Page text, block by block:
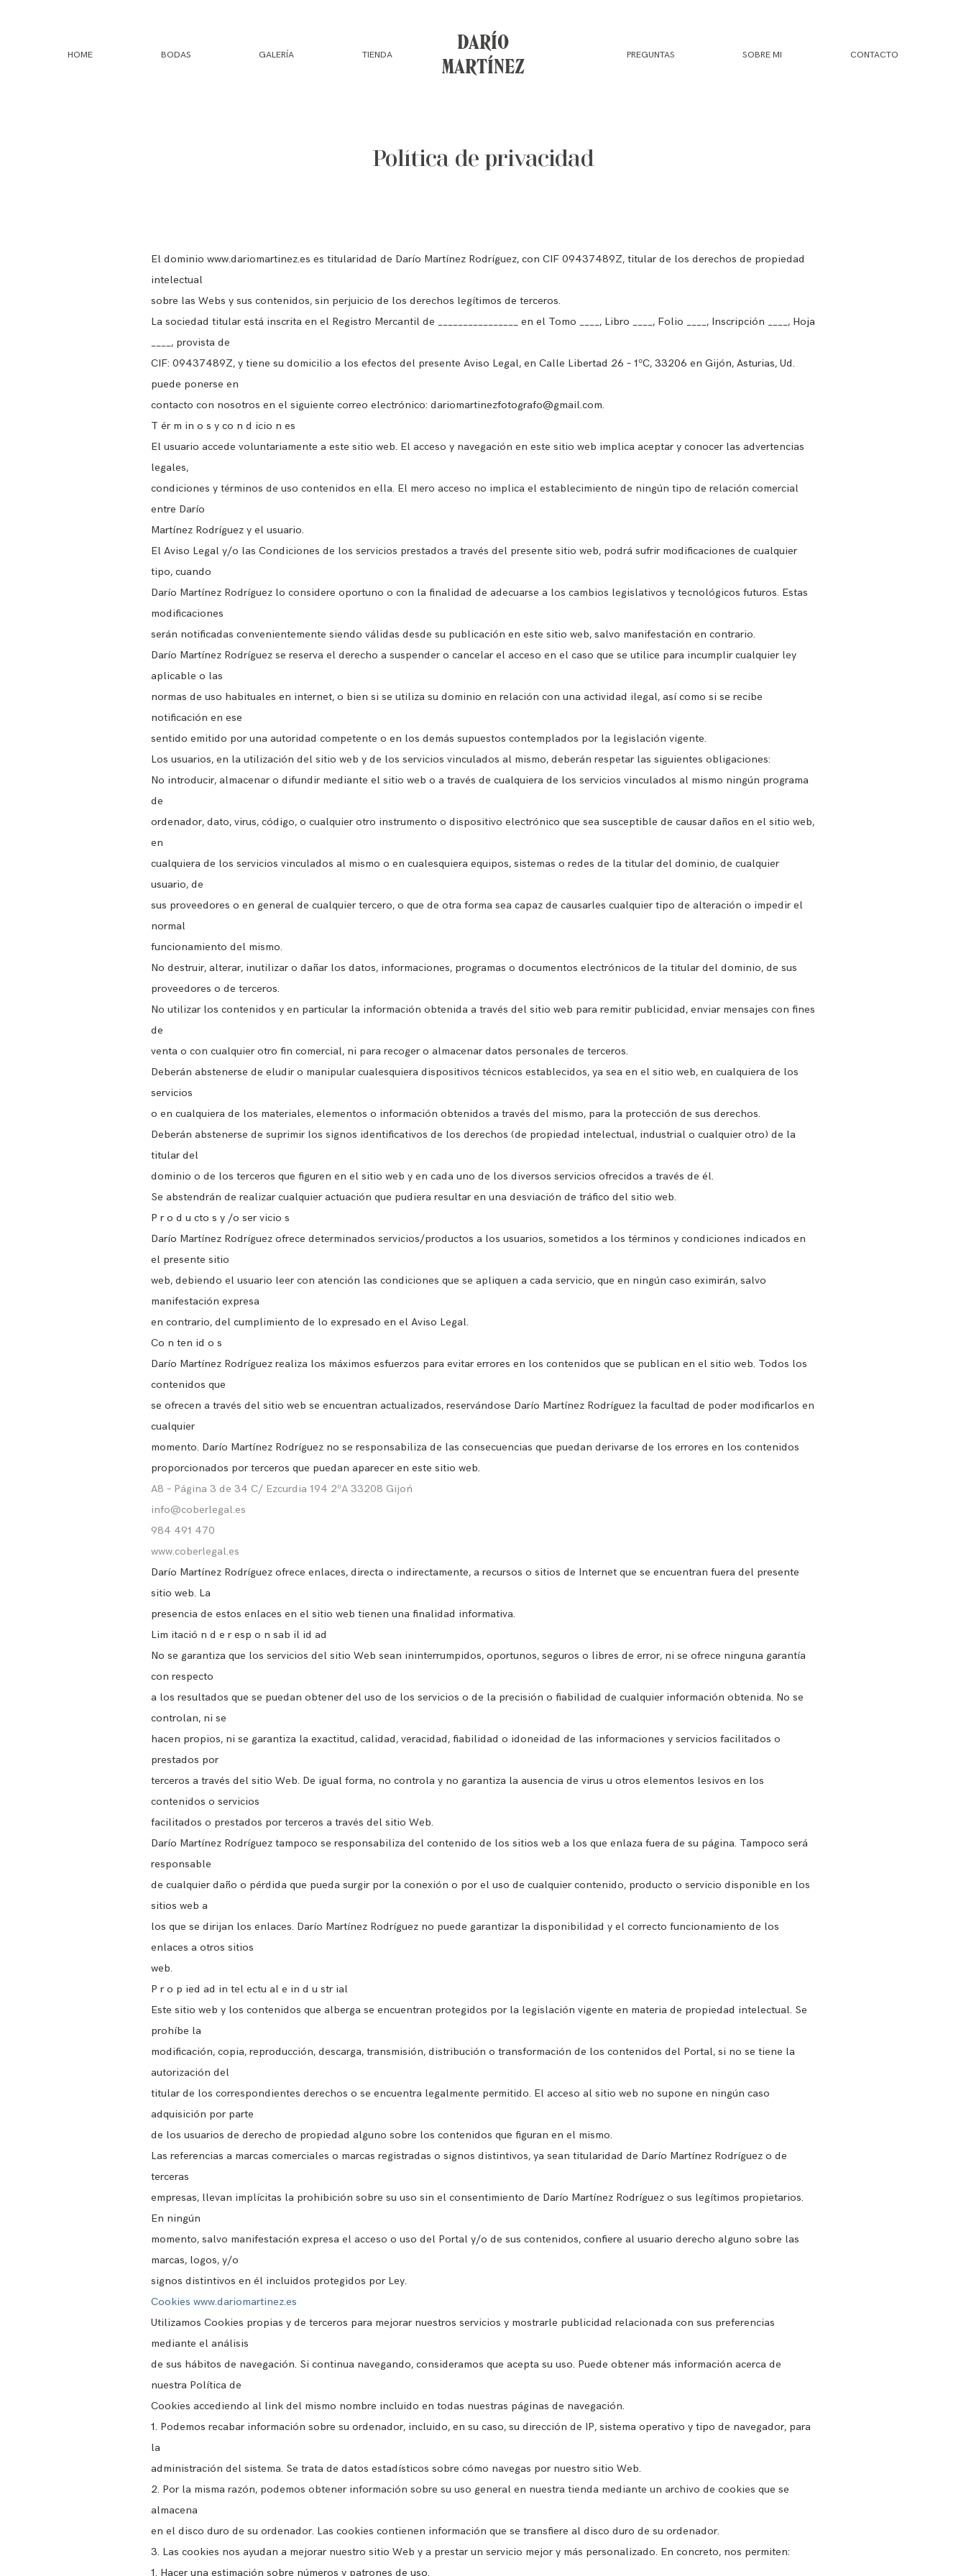
HOME BODAS GALERÍA TIENDA
DARÍO
MARTÍNEZ
PREGUNTAS SOBRE MI CONTACTO
Política de privacidad
El dominio www.dariomartinez.es es titularidad de Darío Martínez Rodríguez, con CIF 09437489Z, titular de los derechos de propiedad
intelectual
sobre las Webs y sus contenidos, sin perjuicio de los derechos legítimos de terceros.
La sociedad titular está inscrita en el Registro Mercantil de ________________ en el Tomo ____, Libro ____, Folio ____, Inscripción ____, Hoja
____, provista de
CIF: 09437489Z, y tiene su domicilio a los efectos del presente Aviso Legal, en Calle Libertad 26 – 1ºC, 33206 en Gijón, Asturias, Ud.
puede ponerse en
contacto con nosotros en el siguiente correo electrónico: dariomartinezfotografo@gmail.com.
T ér m in o s y co n d icio n es
El usuario accede voluntariamente a este sitio web. El acceso y navegación en este sitio web implica aceptar y conocer las advertencias
legales,
condiciones y términos de uso contenidos en ella. El mero acceso no implica el establecimiento de ningún tipo de relación comercial
entre Darío
Martínez Rodríguez y el usuario.
El Aviso Legal y/o las Condiciones de los servicios prestados a través del presente sitio web, podrá sufrir modificaciones de cualquier
tipo, cuando
Darío Martínez Rodríguez lo considere oportuno o con la finalidad de adecuarse a los cambios legislativos y tecnológicos futuros. Estas
modificaciones
serán notificadas convenientemente siendo válidas desde su publicación en este sitio web, salvo manifestación en contrario.
Darío Martínez Rodríguez se reserva el derecho a suspender o cancelar el acceso en el caso que se utilice para incumplir cualquier ley
aplicable o las
normas de uso habituales en internet, o bien si se utiliza su dominio en relación con una actividad ilegal, así como si se recibe
notificación en ese
sentido emitido por una autoridad competente o en los demás supuestos contemplados por la legislación vigente.
Los usuarios, en la utilización del sitio web y de los servicios vinculados al mismo, deberán respetar las siguientes obligaciones:
No introducir, almacenar o difundir mediante el sitio web o a través de cualquiera de los servicios vinculados al mismo ningún programa
de
ordenador, dato, virus, código, o cualquier otro instrumento o dispositivo electrónico que sea susceptible de causar daños en el sitio web,
en
cualquiera de los servicios vinculados al mismo o en cualesquiera equipos, sistemas o redes de la titular del dominio, de cualquier
usuario, de
sus proveedores o en general de cualquier tercero, o que de otra forma sea capaz de causarles cualquier tipo de alteración o impedir el
normal
funcionamiento del mismo.
No destruir, alterar, inutilizar o dañar los datos, informaciones, programas o documentos electrónicos de la titular del dominio, de sus
proveedores o de terceros.
No utilizar los contenidos y en particular la información obtenida a través del sitio web para remitir publicidad, enviar mensajes con fines
de
venta o con cualquier otro fin comercial, ni para recoger o almacenar datos personales de terceros.
Deberán abstenerse de eludir o manipular cualesquiera dispositivos técnicos establecidos, ya sea en el sitio web, en cualquiera de los
servicios
o en cualquiera de los materiales, elementos o información obtenidos a través del mismo, para la protección de sus derechos.
Deberán abstenerse de suprimir los signos identificativos de los derechos (de propiedad intelectual, industrial o cualquier otro) de la
titular del
dominio o de los terceros que figuren en el sitio web y en cada uno de los diversos servicios ofrecidos a través de él.
Se abstendrán de realizar cualquier actuación que pudiera resultar en una desviación de tráfico del sitio web.
P r o d u cto s y /o ser vicio s
Darío Martínez Rodríguez ofrece determinados servicios/productos a los usuarios, sometidos a los términos y condiciones indicados en
el presente sitio
web, debiendo el usuario leer con atención las condiciones que se apliquen a cada servicio, que en ningún caso eximirán, salvo
manifestación expresa
en contrario, del cumplimiento de lo expresado en el Aviso Legal.
Co n ten id o s
Darío Martínez Rodríguez realiza los máximos esfuerzos para evitar errores en los contenidos que se publican en el sitio web. Todos los
contenidos que
se ofrecen a través del sitio web se encuentran actualizados, reservándose Darío Martínez Rodríguez la facultad de poder modificarlos en
cualquier
momento. Darío Martínez Rodríguez no se responsabiliza de las consecuencias que puedan derivarse de los errores en los contenidos
proporcionados por terceros que puedan aparecer en este sitio web.
A8 – Página 3 de 34 C/ Ezcurdia 194 2ºA 33208 Gijoń
info@coberlegal.es
984 491 470
www.coberlegal.es
Darío Martínez Rodríguez ofrece enlaces, directa o indirectamente, a recursos o sitios de Internet que se encuentran fuera del presente
sitio web. La
presencia de estos enlaces en el sitio web tienen una finalidad informativa.
Lim itació n d e r esp o n sab il id ad
No se garantiza que los servicios del sitio Web sean ininterrumpidos, oportunos, seguros o libres de error, ni se ofrece ninguna garantía
con respecto
a los resultados que se puedan obtener del uso de los servicios o de la precisión o fiabilidad de cualquier información obtenida. No se
controlan, ni se
hacen propios, ni se garantiza la exactitud, calidad, veracidad, fiabilidad o idoneidad de las informaciones y servicios facilitados o
prestados por
terceros a través del sitio Web. De igual forma, no controla y no garantiza la ausencia de virus u otros elementos lesivos en los
contenidos o servicios
facilitados o prestados por terceros a través del sitio Web.
Darío Martínez Rodríguez tampoco se responsabiliza del contenido de los sitios web a los que enlaza fuera de su página. Tampoco será
responsable
de cualquier daño o pérdida que pueda surgir por la conexión o por el uso de cualquier contenido, producto o servicio disponible en los
sitios web a
los que se dirijan los enlaces. Darío Martínez Rodríguez no puede garantizar la disponibilidad y el correcto funcionamiento de los
enlaces a otros sitios
web.
P r o p ied ad in tel ectu al e in d u str ial
Este sitio web y los contenidos que alberga se encuentran protegidos por la legislación vigente en materia de propiedad intelectual. Se
prohíbe la
modificación, copia, reproducción, descarga, transmisión, distribución o transformación de los contenidos del Portal, si no se tiene la
autorización del
titular de los correspondientes derechos o se encuentra legalmente permitido. El acceso al sitio web no supone en ningún caso
adquisición por parte
de los usuarios de derecho de propiedad alguno sobre los contenidos que figuran en el mismo.
Las referencias a marcas comerciales o marcas registradas o signos distintivos, ya sean titularidad de Darío Martínez Rodríguez o de
terceras
empresas, llevan implícitas la prohibición sobre su uso sin el consentimiento de Darío Martínez Rodríguez o sus legítimos propietarios.
En ningún
momento, salvo manifestación expresa el acceso o uso del Portal y/o de sus contenidos, confiere al usuario derecho alguno sobre las
marcas, logos, y/o
signos distintivos en él incluidos protegidos por Ley.
Cookies www.dariomartinez.es
Utilizamos Cookies propias y de terceros para mejorar nuestros servicios y mostrarle publicidad relacionada con sus preferencias
mediante el análisis
de sus hábitos de navegación. Si continua navegando, consideramos que acepta su uso. Puede obtener más información acerca de
nuestra Política de
Cookies accediendo al link del mismo nombre incluido en todas nuestras páginas de navegación.
1. Podemos recabar información sobre su ordenador, incluido, en su caso, su dirección de IP, sistema operativo y tipo de navegador, para
la
administración del sistema. Se trata de datos estadísticos sobre cómo navegas por nuestro sitio Web.
2. Por la misma razón, podemos obtener información sobre su uso general en nuestra tienda mediante un archivo de cookies que se
almacena
en el disco duro de su ordenador. Las cookies contienen información que se transfiere al disco duro de su ordenador.
3. Las cookies nos ayudan a mejorar nuestro sitio Web y a prestar un servicio mejor y más personalizado. En concreto, nos permiten:
1. Hacer una estimación sobre números y patrones de uso.